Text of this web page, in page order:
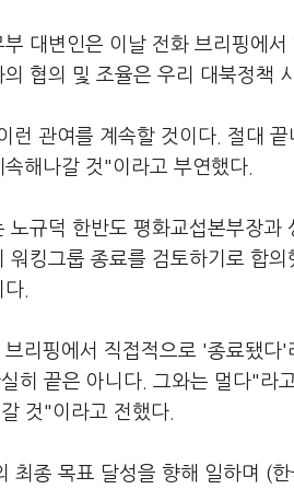
부 대변인은 이날 전화 브리핑에
협의 및 조율은 우리 대북정책
런 관여를 계속할 것이다. 절대
해나갈 것"이라고 부연했다.
노규덕 한반도 평화교섭본부장
워킹그룹 종료를 검토하기로 합
.
리핑에서 직접적으로 '종료됐
히 끝은 아니다. 그와는 멀다"라
것"이라고 전했다.
최종 목표 달성을 향해 일하며 (